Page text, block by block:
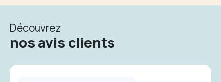
Découvrez
nos avis clients